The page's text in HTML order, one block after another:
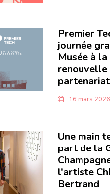
Premier
journée
Musée à
renouvelle
16 mars 2026
Une main
part de la
l'artiste
Bertrand